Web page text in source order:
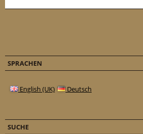
SPRACHEN
English (UK) Deutsch
SUCHE